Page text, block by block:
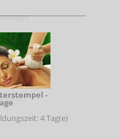
-
4 Tag(e)